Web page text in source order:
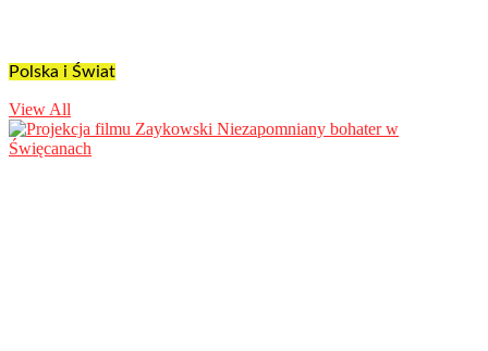
Polska i Świat
View All